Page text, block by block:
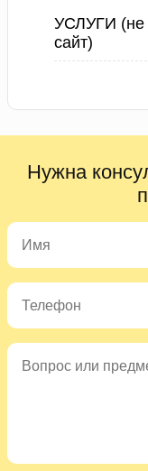
УСЛУГИ (не
сайт)
Нужна